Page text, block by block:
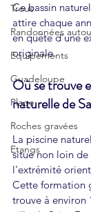
Trous
Randonnées
Equipements
Guadeloupe
Plage
Roches gravées
Etangs
Ce bassin
attire chaque
en quête d'une
originale.
Où se trouve
naturelle de
La piscine
situe non loin de
l'extrémité
Cette formation
trouve à environ